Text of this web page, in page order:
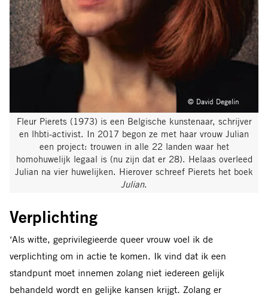
© David Degelin
Fleur Pierets (1973) is een Belgische kunstenaar, schrijver
en lhbti-activist. In 2017 begon ze met haar vrouw Julian
een project: trouwen in alle 22 landen waar het
homohuwelijk legaal is (nu zijn dat er 28). Helaas overleed
Julian na vier huwelijken. Hierover schreef Pierets het boek
Julian.
Verplichting
‘Als witte, geprivilegieerde queer vrouw voel ik de
verplichting om in actie te komen. Ik vind dat ik een
standpunt moet innemen zolang niet iedereen gelijk
behandeld wordt en gelijke kansen krijgt. Zolang er